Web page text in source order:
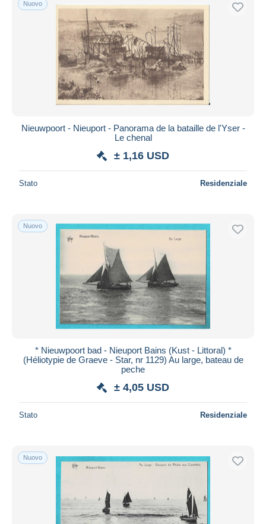
Spedizione gratuita
Metodi di pagamento
PayPal
Bonifico bancario
Visa
Mastercard
iDeal
Residenza del venditore
Aggiorna
Nuovo
Nieuwpoort - Nieuport - Panorama de la bataille de l'Yser -
Le chenal
± 1,16 USD
Stato Residenziale
Nuovo
* Nieuwpoort bad - Nieuport Bains (Kust - Littoral) *
(Héliotypie de Graeve - Star, nr 1129) Au large, bateau de
peche
± 4,05 USD
Stato Residenziale
Nuovo